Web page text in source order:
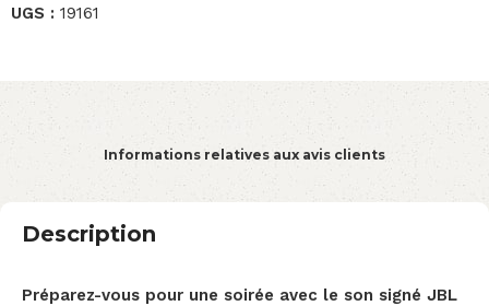
UGS : 19161
Informations relatives aux avis clients
Description
Préparez-vous pour une soirée avec le son signé JBL